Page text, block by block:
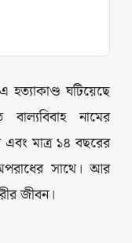
হত্যাকাণ্ড ঘটিয়েছে
নামের
মাত্র ১৪ বছরের
সাথে। আর
জীবন।